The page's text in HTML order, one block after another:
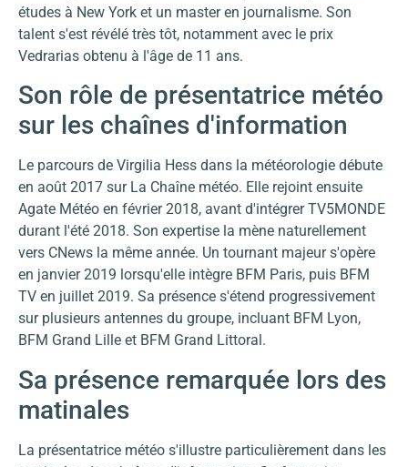
études à New York et un master en journalisme. Son
talent s'est révélé très tôt, notamment avec le prix
Vedrarias obtenu à l'âge de 11 ans.
Son rôle de présentatrice météo
sur les chaînes d'information
Le parcours de Virgilia Hess dans la météorologie débute
en août 2017 sur La Chaîne météo. Elle rejoint ensuite
Agate Météo en février 2018, avant d'intégrer TV5MONDE
durant l'été 2018. Son expertise la mène naturellement
vers CNews la même année. Un tournant majeur s'opère
en janvier 2019 lorsqu'elle intègre BFM Paris, puis BFM
TV en juillet 2019. Sa présence s'étend progressivement
sur plusieurs antennes du groupe, incluant BFM Lyon,
BFM Grand Lille et BFM Grand Littoral.
Sa présence remarquée lors des
matinales
La présentatrice météo s'illustre particulièrement dans les